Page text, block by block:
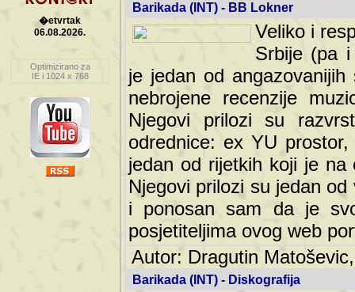
�etvrtak
06.08.2026.
Optimizirano za
IE i 1024 x 768
Barikada (INT) - BB Lokner
Veliko i
Srbije (pa i
jedan od angazovanijih
nebrojene recenzije
Njegovi prilozi su
odrednice: ex YU
jedan od rijetkih koji je
Njegovi prilozi su jedan
i ponosan sam da je
posjetiteljima ovog web
Autor: Dragutin
Barikada (INT) - Diskografija